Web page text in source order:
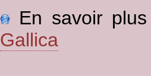
En savoir
Gallica